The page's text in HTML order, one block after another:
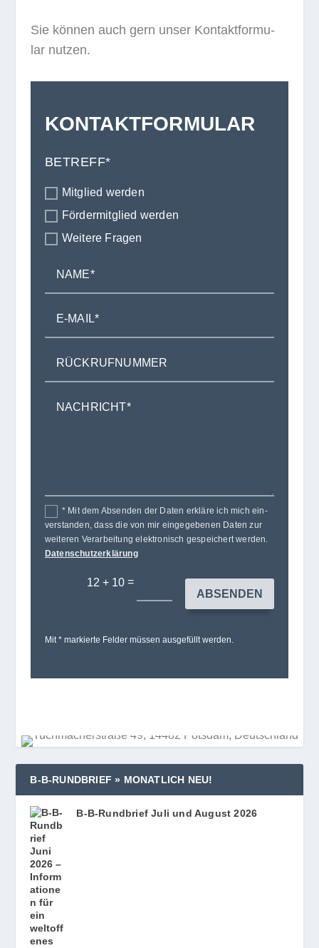
Sie kön­nen auch gern unser Kon­takt­for­mu­
lar nutzen.
KONTAKTFORMULAR
BETREFF*
Mit­glied werden
För­der­mit­glied werden
Wei­tere Fragen
* Mit dem Absen­den der Daten erkläre ich mich ein­
ver­stan­den, dass die von mir ein­ge­ge­be­nen Daten zur
wei­te­ren Ver­ar­bei­tung elek­tro­nisch gespei­chert wer­den.
Datenschutzerklärung
12 + 10 =
ABSENDEN
Mit * mar­kierte Fel­der müs­sen aus­ge­füllt werden.
B‑B‑RUNDBRIEF » MONATLICH NEU!
B‑B-Rundbrief Juli und August 2026